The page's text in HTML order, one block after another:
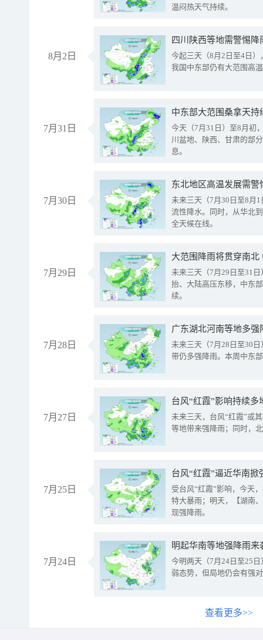
温闷热天气持续。
8月2日
今起三天（8月2日至4日
我国中东部仍有大范围高
7月31日
中东部大范围桑拿天
今天（7月31日）至8月初
川盆地、陕西、甘肃的部
息。
7月30日
东北地区高温发展需
未来三天（7月30日至8月
流性降水。同时，从华北
全天候在线。
7月29日
大范围降雨将贯穿南
未来三天（7月29日至31
抬、大陆高压东移，中东
续。
7月28日
广东湖北河南等地多
未来三天（7月28日至30
带仍多强降雨。本周中东
7月27日
台风“红霞”影响持续
未来三天，台风“红霞”或
等地带来强降雨；同时，
7月25日
台风“红霞”逼近华南
受台风“红霞”影响，今天
特大暴雨；明天，【湖南
现强降雨。
7月24日
明起华南等地强降雨
今明两天（7月24日至25
弱态势，但局地仍会有强
查看更多>>